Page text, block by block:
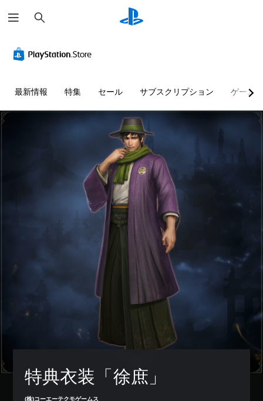
索
最新情報 特集 セール サブスクリプション ゲーム
特典衣装「徐庶」
(株)コーエーテクモゲームス